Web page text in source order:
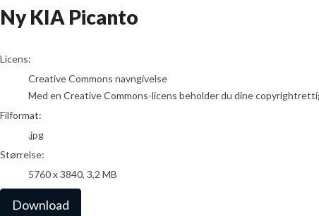
Ny KIA Picanto
go to media item
Licens:
Creative Commons navngivelse
Med en Creative Commons-licens beholder du dine
Filformat:
.jpg
Størrelse:
5760 x 3840, 3,2 MB
Download